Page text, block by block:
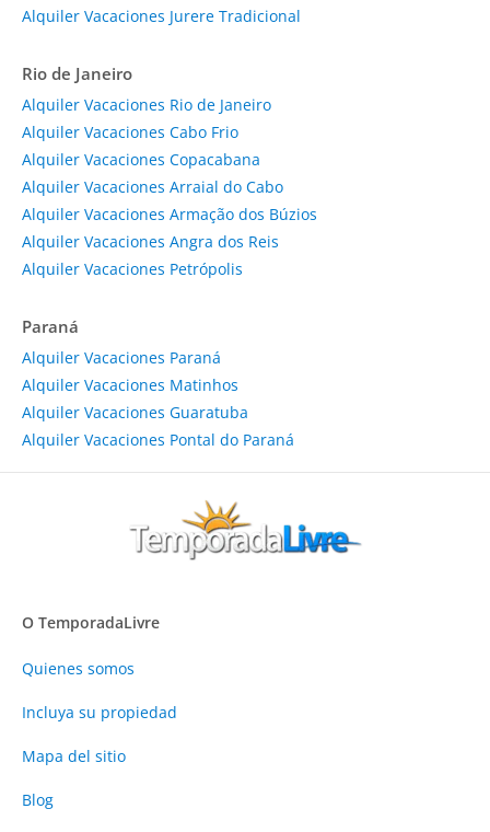
Alquiler Vacaciones Jurere Tradicional
Rio de Janeiro
Alquiler Vacaciones Rio de Janeiro
Alquiler Vacaciones Cabo Frio
Alquiler Vacaciones Copacabana
Alquiler Vacaciones Arraial do Cabo
Alquiler Vacaciones Armação dos Búzios
Alquiler Vacaciones Angra dos Reis
Alquiler Vacaciones Petrópolis
Paraná
Alquiler Vacaciones Paraná
Alquiler Vacaciones Matinhos
Alquiler Vacaciones Guaratuba
Alquiler Vacaciones Pontal do Paraná
O TemporadaLivre
Quienes somos
Incluya su propiedad
Mapa del sitio
Blog